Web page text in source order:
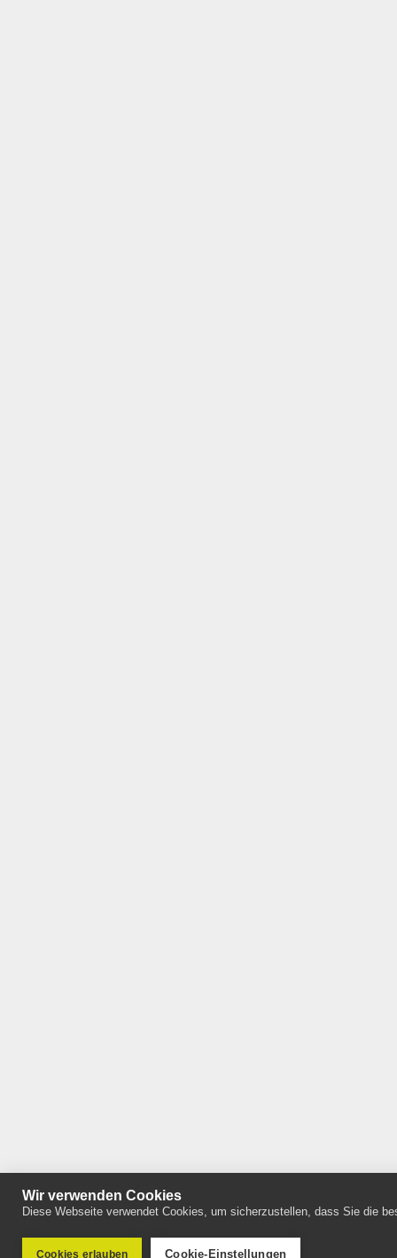
Wir verwenden Cookies
Diese Webseite verwendet Cookies, um sicherzustellen, dass Sie die
Cookies erlauben Cookie-Einstellungen